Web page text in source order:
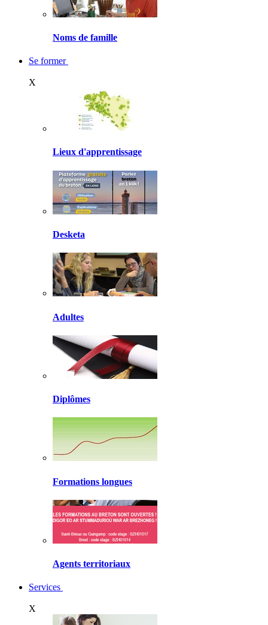
Noms de famille
Se former
X
Lieux d'apprentissage
Desketa
Adultes
Diplômes
Formations longues
Agents territoriaux
Services
X